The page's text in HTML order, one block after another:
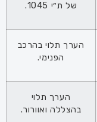
של ת״י 1045.
הערך תלוי בהרכב
הפנימי.
הערך תלוי
בהצללה ואוורור.